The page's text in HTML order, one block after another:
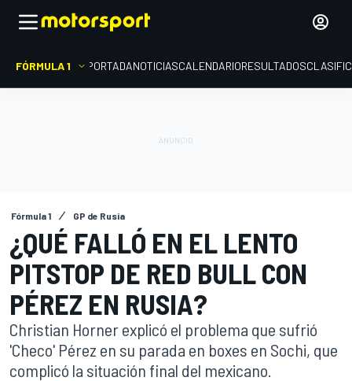
FÓRMULA 1 PORTADANOTICIASCALENDARIORESULTADOS
Fórmula 1 GP de Rusia
¿QUÉ FALLÓ EN EL LENTO
PITSTOP DE RED BULL CON
PÉREZ EN RUSIA?
Christian Horner explicó el problema que sufrió
'Checo' Pérez en su parada en boxes en Sochi, que
complicó la situación final del mexicano.